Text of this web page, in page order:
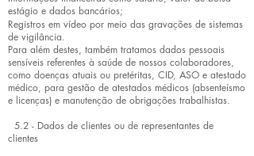
estágio e dados bancários;
Registros em vídeo por meio das gravações de sistemas
de vigilância.
Para além destes, também tratamos dados pessoais
sensíveis referentes à saúde de nossos colaboradores,
como doenças atuais ou pretéritas, CID, ASO e atestado
médico, para gestão de atestados médicos (absenteísmo
e licenças) e manutenção de obrigações trabalhistas.
5.2 - Dados de clientes ou de representantes de
clientes